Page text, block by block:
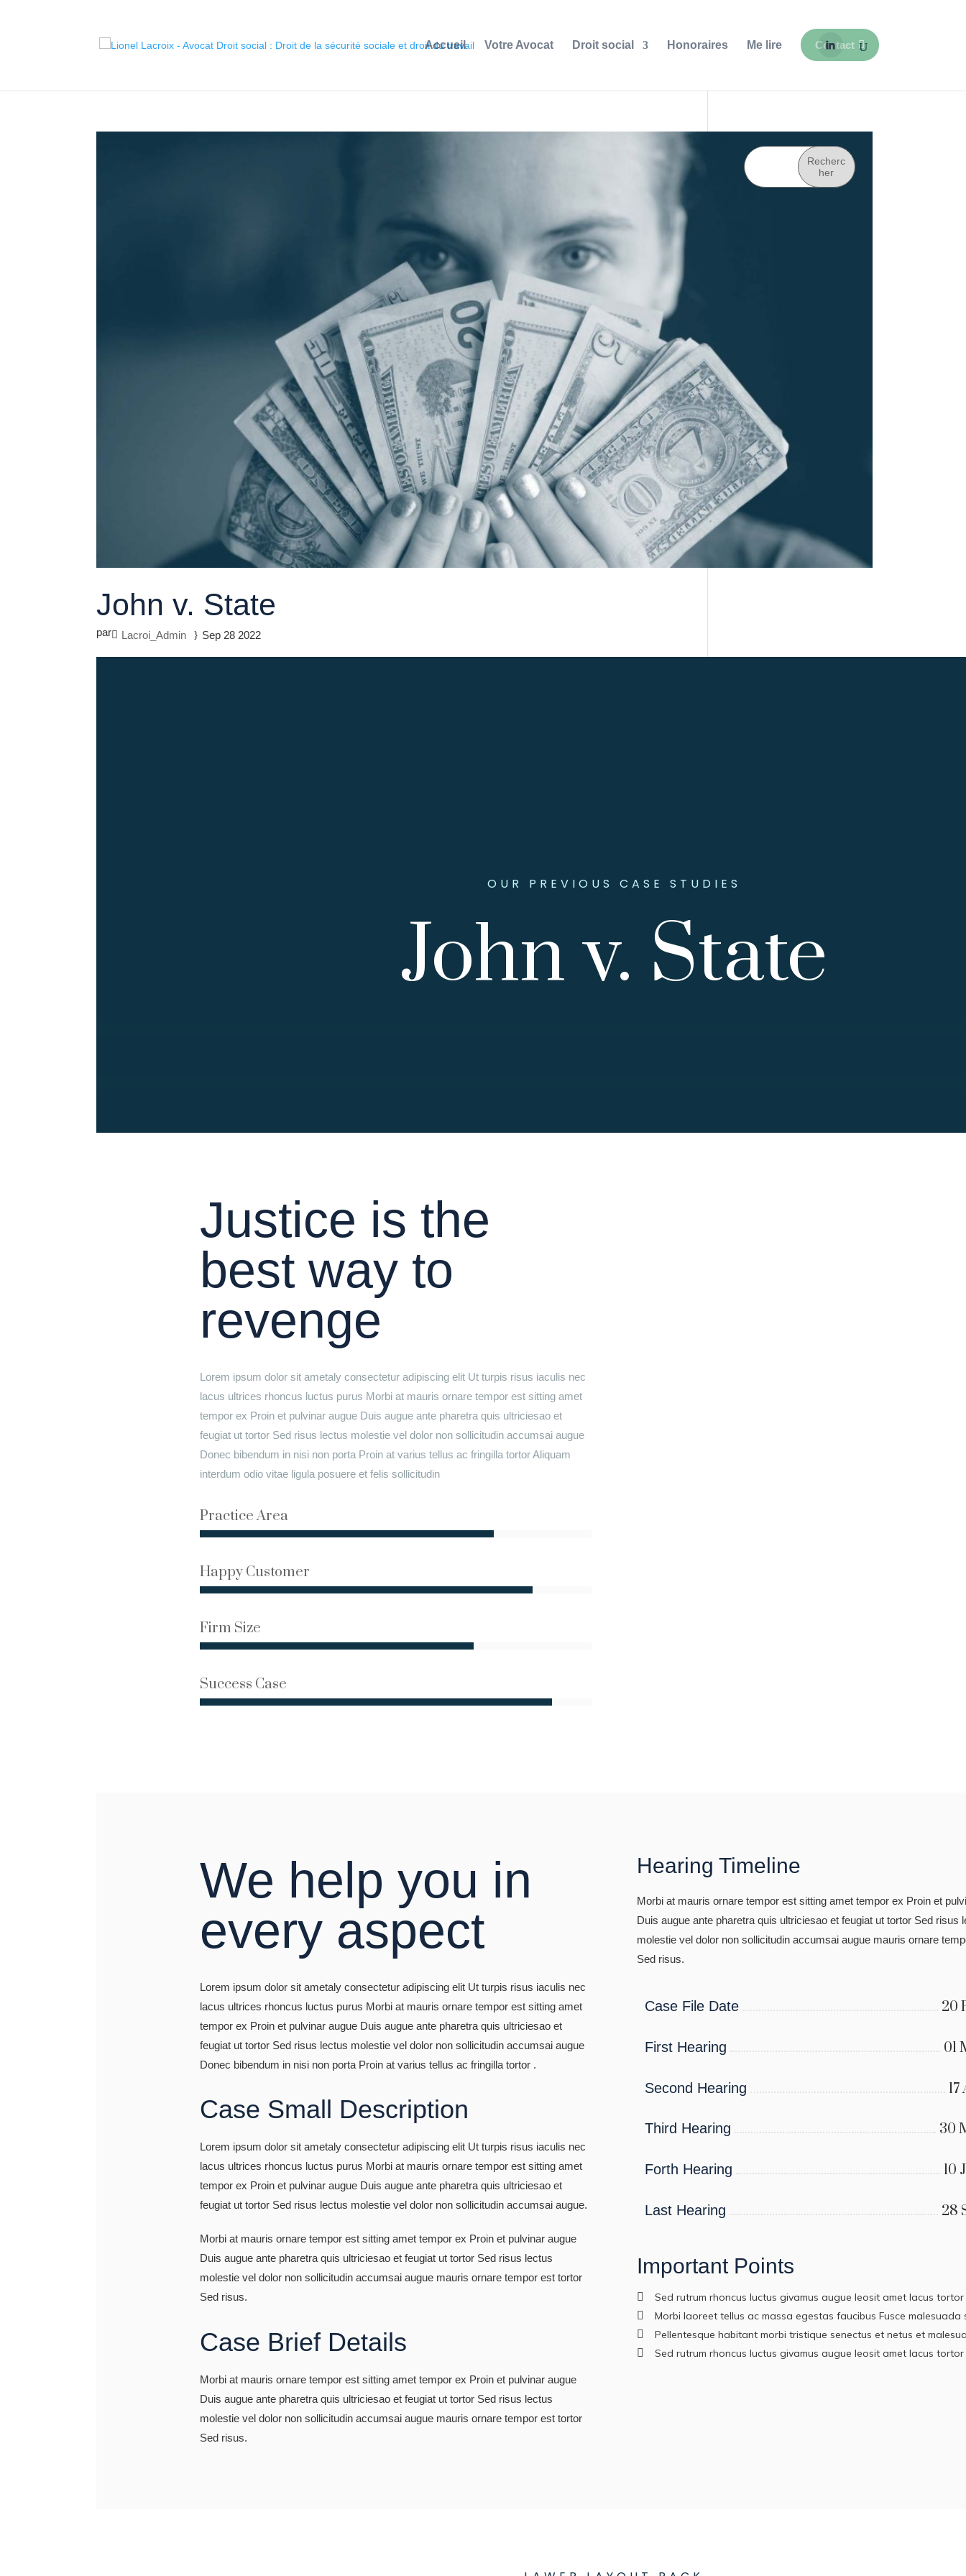
Accueil Votre Avocat Droit social Honoraires Me lire Contact
John v. State
par Lacroi_Admin Sep 28 2022
OUR PREVIOUS CASE STUDIES
John v. State
Justice is the
best way to
revenge
Lorem ipsum dolor sit ametaly consectetur adipiscing elit Ut turpis risus iaculis nec
lacus ultrices rhoncus luctus purus Morbi at mauris ornare tempor est sitting amet
tempor ex Proin et pulvinar augue Duis augue ante pharetra quis ultriciesao et
feugiat ut tortor Sed risus lectus molestie vel dolor non sollicitudin accumsai augue
Donec bibendum in nisi non porta Proin at varius tellus ac fringilla tortor Aliquam
interdum odio vitae ligula posuere et felis sollicitudin
Practice Area
Happy Customer
Firm Size
Success Case
We help you in
every aspect
Lorem ipsum dolor sit ametaly consectetur adipiscing elit Ut turpis risus iaculis nec
lacus ultrices rhoncus luctus purus Morbi at mauris ornare tempor est sitting amet
tempor ex Proin et pulvinar augue Duis augue ante pharetra quis ultriciesao et
feugiat ut tortor Sed risus lectus molestie vel dolor non sollicitudin accumsai augue
Donec bibendum in nisi non porta Proin at varius tellus ac fringilla tortor .
Case Small Description
Lorem ipsum dolor sit ametaly consectetur adipiscing elit Ut turpis risus iaculis nec
lacus ultrices rhoncus luctus purus Morbi at mauris ornare tempor est sitting amet
tempor ex Proin et pulvinar augue Duis augue ante pharetra quis ultriciesao et
feugiat ut tortor Sed risus lectus molestie vel dolor non sollicitudin accumsai augue.
Morbi at mauris ornare tempor est sitting amet tempor ex Proin et pulvinar augue
Duis augue ante pharetra quis ultriciesao et feugiat ut tortor Sed risus lectus
molestie vel dolor non sollicitudin accumsai augue mauris ornare tempor est tortor
Sed risus.
Case Brief Details
Morbi at mauris ornare tempor est sitting amet tempor ex Proin et pulvinar augue
Duis augue ante pharetra quis ultriciesao et feugiat ut tortor Sed risus lectus
molestie vel dolor non sollicitudin accumsai augue mauris ornare tempor est tortor
Sed risus.
Hearing Timeline
Morbi at mauris ornare tempor est sitting amet tempor ex Proin et
Duis augue ante pharetra quis ultriciesao et feugiat ut tortor Sed risus
molestie vel dolor non sollicitudin accumsai augue mauris ornare
Sed risus.
Case File Date 20
First Hearing 01
Second Hearing
Third Hearing 30
Forth Hearing 10
Last Hearing 28
Important Points
 Sed rutrum rhoncus luctus givamus augue leosit amet lacus
 Morbi laoreet tellus ac massa egestas faucibus Fusce malesuada
 Pellentesque habitant morbi tristique senectus et netus et
 Sed rutrum rhoncus luctus givamus augue leosit amet lacus
Recherc
her
prévention
Recent
Comme
nts
Aucun commentaire à
afficher.